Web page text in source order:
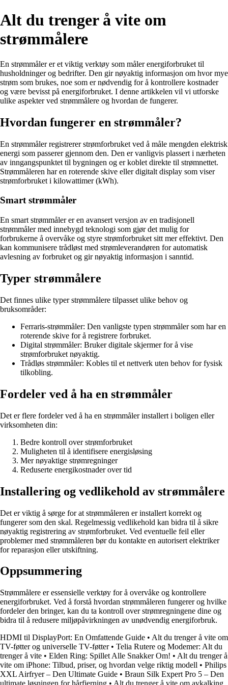
Alt du trenger å vite om
strømmålere
En strømmåler er et viktig verktøy som måler energiforbruket til
husholdninger og bedrifter. Den gir nøyaktig informasjon om hvor mye
strøm som brukes, noe som er nødvendig for å kontrollere kostnader
og være bevisst på energiforbruket. I denne artikkelen vil vi utforske
ulike aspekter ved strømmålere og hvordan de fungerer.
Hvordan fungerer en strømmåler?
En strømmåler registrerer strømforbruket ved å måle mengden elektrisk
energi som passerer gjennom den. Den er vanligvis plassert i nærheten
av inngangspunktet til bygningen og er koblet direkte til strømnettet.
Strømmåleren har en roterende skive eller digitalt display som viser
strømforbruket i kilowattimer (kWh).
Smart strømmåler
En smart strømmåler er en avansert versjon av en tradisjonell
strømmåler med innebygd teknologi som gjør det mulig for
forbrukerne å overvåke og styre strømforbruket sitt mer effektivt. Den
kan kommunisere trådløst med strømleverandøren for automatisk
avlesning av forbruket og gir nøyaktig informasjon i sanntid.
Typer strømmålere
Det finnes ulike typer strømmålere tilpasset ulike behov og
bruksområder:
Ferraris-strømmåler: Den vanligste typen strømmåler som har en
roterende skive for å registrere forbruket.
Digital strømmåler: Bruker digitale skjermer for å vise
strømforbruket nøyaktig.
Trådløs strømmåler: Kobles til et nettverk uten behov for fysisk
tilkobling.
Fordeler ved å ha en strømmåler
Det er flere fordeler ved å ha en strømmåler installert i boligen eller
virksomheten din:
Bedre kontroll over strømforbruket
Muligheten til å identifisere energisløsing
Mer nøyaktige strømregninger
Reduserte energikostnader over tid
Installering og vedlikehold av strømmålere
Det er viktig å sørge for at strømmåleren er installert korrekt og
fungerer som den skal. Regelmessig vedlikehold kan bidra til å sikre
nøyaktig registrering av strømforbruket. Ved eventuelle feil eller
problemer med strømmåleren bør du kontakte en autorisert elektriker
for reparasjon eller utskiftning.
Oppsummering
Strømmålere er essensielle verktøy for å overvåke og kontrollere
energiforbruket. Ved å forstå hvordan strømmåleren fungerer og hvilke
fordeler den bringer, kan du ta kontroll over strømregningene dine og
bidra til å redusere miljøpåvirkningen av unødvendig energiforbruk.
HDMI til DisplayPort: En Omfattende Guide • Alt du trenger å vite om
TV-føtter og universelle TV-føtter• Telia Rutere og Modemer: Alt du
trenger å vite • Elden Ring: Spillet Alle Snakker Om! • Alt du trenger å
vite om iPhone: Tilbud, priser, og hvordan velge riktig modell • Philips
XXL Airfryer – Den Ultimate Guide • Braun Silk Expert Pro 5 – Den